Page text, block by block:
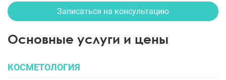
Записаться на консультацию
Основные услуги и цены
КОСМЕТОЛОГИЯ